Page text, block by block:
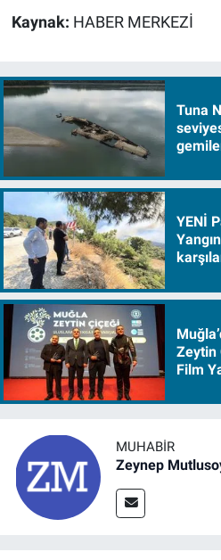
Kaynak: HABER MERKEZİ
Tuna
YENİ
Zeytin
Film
MUHABIR
Zeynep